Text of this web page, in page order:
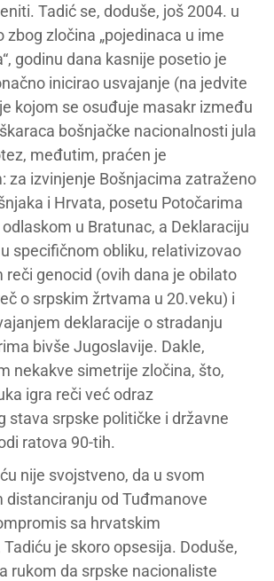
Tadić se, doduše, još 2004. u
zbog zločina „pojedinaca u ime
godinu dana kasnije posetio je
inicirao usvajanje (na jedvite
kojom se osuđuje masakr između
bošnjačke nacionalnosti jula
međutim, praćen je
za izvinjenje Bošnjacima zatraženo
i Hrvata, posetu Potočarima
u Bratunac, a Deklaraciju
specifičnom obliku, relativizovao
reči genocid (ovih dana je obilato
o srpskim žrtvama u 20.veku) i
deklaracije o stradanju
bivše Jugoslavije. Dakle,
nekakve simetrije zločina, što,
igra reči već odraz
stava srpske političke i državne
ratova 90-tih.
nije svojstveno, da u svom
distanciranju od Tuđmanove
sa hrvatskim
je skoro opsesija. Doduše,
rukom da srpske nacionaliste